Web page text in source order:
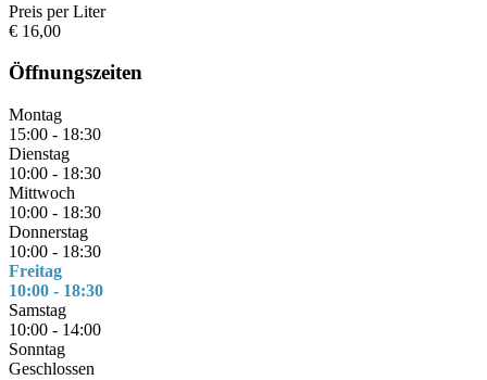
Preis per Liter
€ 16,00
Öffnungszeiten
Montag
15:00 - 18:30
Dienstag
10:00 - 18:30
Mittwoch
10:00 - 18:30
Donnerstag
10:00 - 18:30
Freitag
10:00 - 18:30
Samstag
10:00 - 14:00
Sonntag
Geschlossen